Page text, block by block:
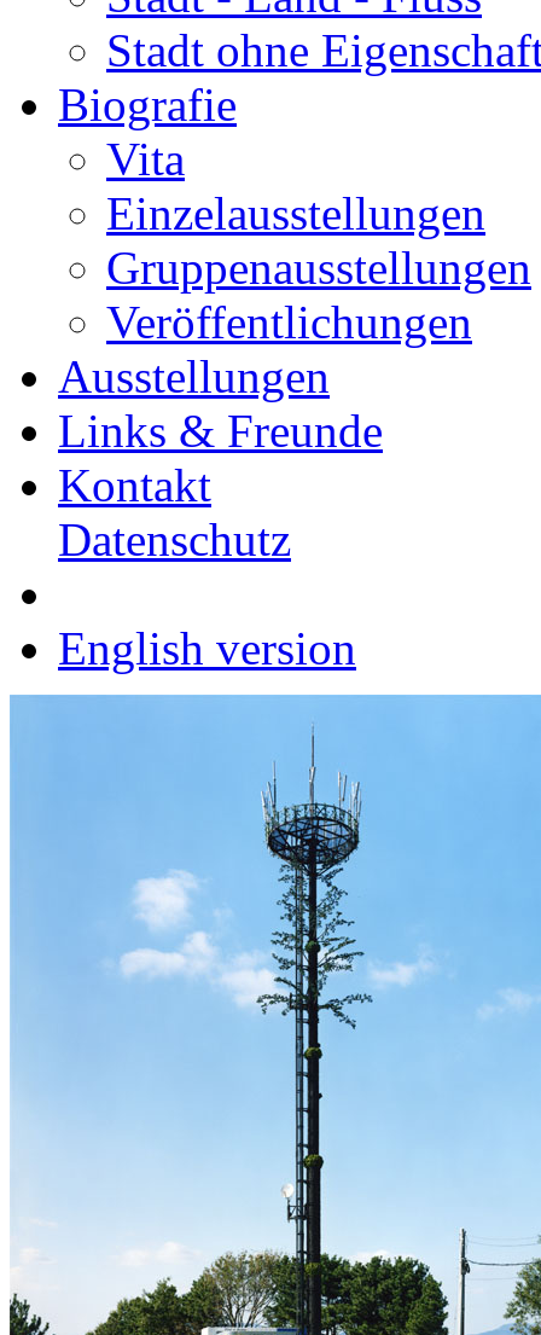
Stadt ohne
Biografie
Vita
Einzelausstellungen
Gruppenausstellungen
Veröffentlichungen
Ausstellungen
Links & Freunde
Kontakt
Datenschutz
English version